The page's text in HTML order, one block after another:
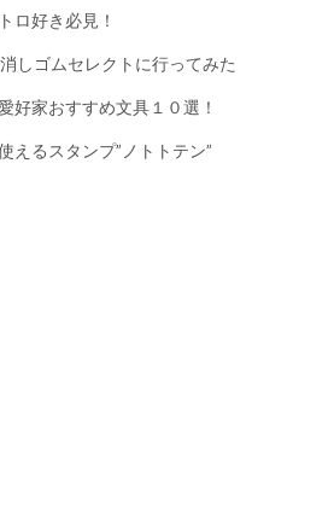
ロ好き必見！
しゴムセレクトに行ってみた
好家おすすめ文具１０選！
えるスタンプ”ノトトテン”